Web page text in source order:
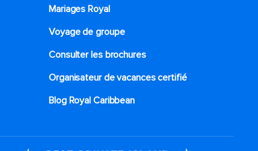
Mariages Royal
Voyage de groupe​
Consulter les brochures
Organisateur de vacances certifié
Blog Royal Caribbean